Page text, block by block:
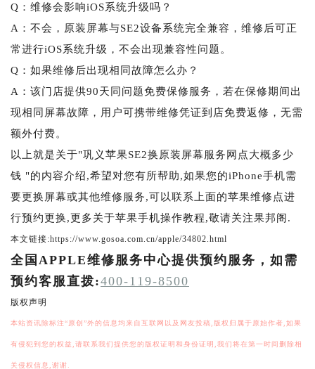
Q：维修会影响iOS系统升级吗？
A：不会，原装屏幕与SE2设备系统完全兼容，维修后可正
常进行iOS系统升级，不会出现兼容性问题。
Q：如果维修后出现相同故障怎么办？
A：该门店提供90天同问题免费保修服务，若在保修期间出
现相同屏幕故障，用户可携带维修凭证到店免费返修，无需
额外付费。
以上就是关于"巩义苹果SE2换原装屏幕服务网点大概多少
钱 "的内容介绍,希望对您有所帮助,如果您的iPhone手机需
要更换屏幕或其他维修服务,可以联系上面的苹果维修点进
行预约更换,更多关于苹果手机操作教程,敬请关注果邦阁.
本文链接:https://www.gosoa.com.cn/apple/34802.html
全国APPLE维修服务中心提供预约服务，如需
预约客服直拨:400-119-8500
版权声明
本站资讯除标注“原创”外的信息均来自互联网以及网友投稿,版权归属于原始作者,如果
有侵犯到您的权益,请联系我们提供您的版权证明和身份证明,我们将在第一时间删除相
关侵权信息,谢谢.